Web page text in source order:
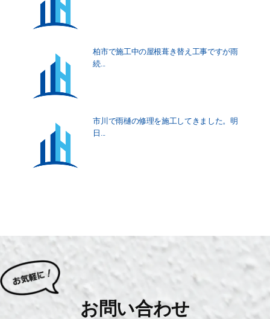
柏市で施工中の屋根葺き替え工事ですが雨
続...
市川で雨樋の修理を施工してきました。明
日...
お問い合わせ